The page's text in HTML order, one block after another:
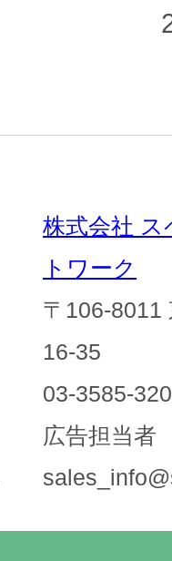
株式会社
トワーク
〒106-8011
16-35
03-3585-
広告担当者